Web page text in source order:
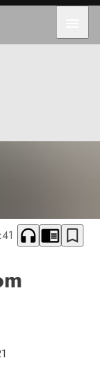
headphones chrome_reader_mode bookmark_border